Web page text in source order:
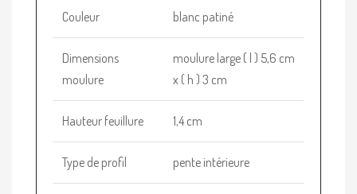
Couleur blanc patiné
Dimensions
moulure
moulure large ( l ) 5,6 cm
x ( h ) 3 cm
Hauteur feuillure 1,4 cm
Type de profil pente intérieure